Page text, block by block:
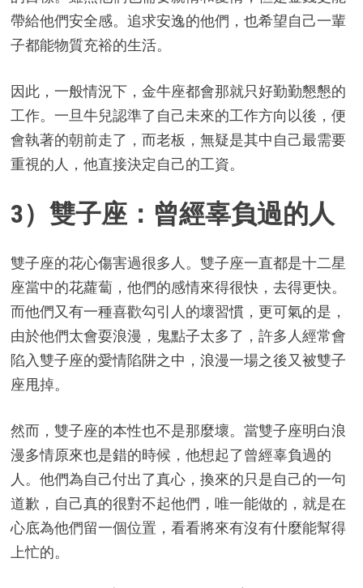
帶給他們安全感。追求安逸的他們，也希望自己一輩
子都能物質充裕的生活。
因此，一般情況下，金牛座都會那就只好勤勤懇懇的
工作。一旦牛兒認準了自己未來的工作方向以後，便
會執著的朝前走了，而老板，無疑是其中自己最需要
重視的人，他直接決定自己的工資。
3）雙子座：曾經辜負過的人
雙子座的花心傷害過很多人。雙子座一直都是十二星
座當中的花蘿蔔，他們的感情來得很快，去得更快。
而他們又有一種喜歡勾引人的壞習慣，更可氣的是，
由於他們太會耍浪漫，鬼點子太多了，許多人經常會
陷入雙子座的愛情陷阱之中，浪漫一場之後又被雙子
座甩掉。
然而，雙子座的本性也不是那麼壞。當雙子座明白浪
漫多情原來也是錯的時候，他想起了曾經辜負過的
人。他們為自己付出了真心，換來的只是自己的一句
道歉，自己真的很對不起他們，唯一能做的，就是在
心底為他們留一個位置，看看將來有沒有什麼能幫得
上忙的。